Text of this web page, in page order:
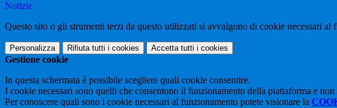
Notizie
Questo sito o gli strumenti terzi da questo utilizzati si avvalgono di cookie necessari
Personalizza Rifiuta tutti i cookies Accetta tutti i cookies
Gestione cookie
In questa schermata è possibile scegliere quali cookie consentire.
I cookie necessari sono quelli che consentono il funzionamento della piattaforma e
Per conoscere quali sono i cookie necessari al funzionamento potete visionare la